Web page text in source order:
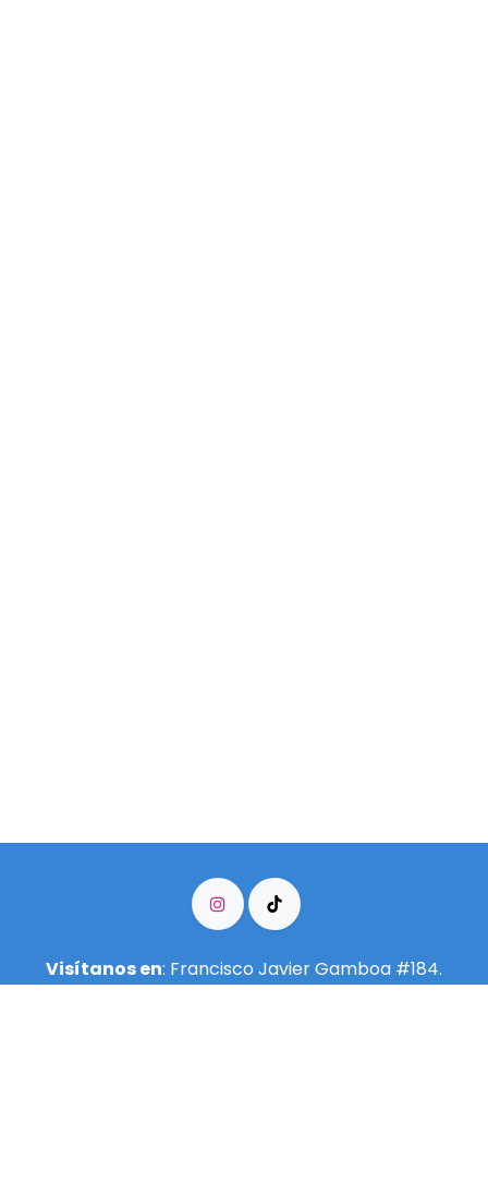
Visítanos en: Francisco Javier Gamboa #184.